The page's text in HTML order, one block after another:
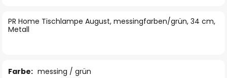
springen
PR Home Tischlampe August, messingfarben/grün, 34 cm,
Metall
Farbe: messing / grün